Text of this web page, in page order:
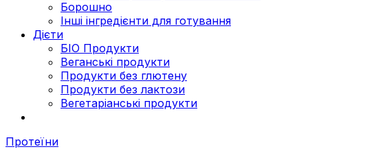
Борошно
Інші інгредієнти для готування
Дієти
БІО Продукти
Веганські продукти
Продукти без глютену
Продукти без лактози
Вегетаріанські продукти
Протеїни